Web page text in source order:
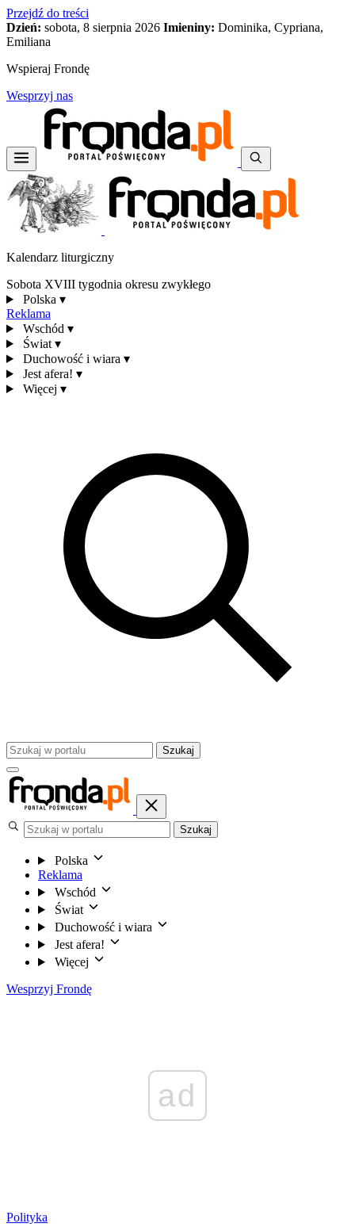
Przejdź do treści
Dzień: sobota, 8 sierpnia 2026 Imieniny: Dominika, Cypriana,
Emiliana
Wspieraj Frondę
Wesprzyj nas
Kalendarz liturgiczny
Sobota XVIII tygodnia okresu zwykłego
Polska ▾
Reklama
Wschód ▾
Świat ▾
Duchowość i wiara ▾
Jest afera! ▾
Więcej ▾
Szukaj
Szukaj
Polska
Reklama
Wschód
Świat
Duchowość i wiara
Jest afera!
Więcej
Wesprzyj Frondę
ad
Polityka